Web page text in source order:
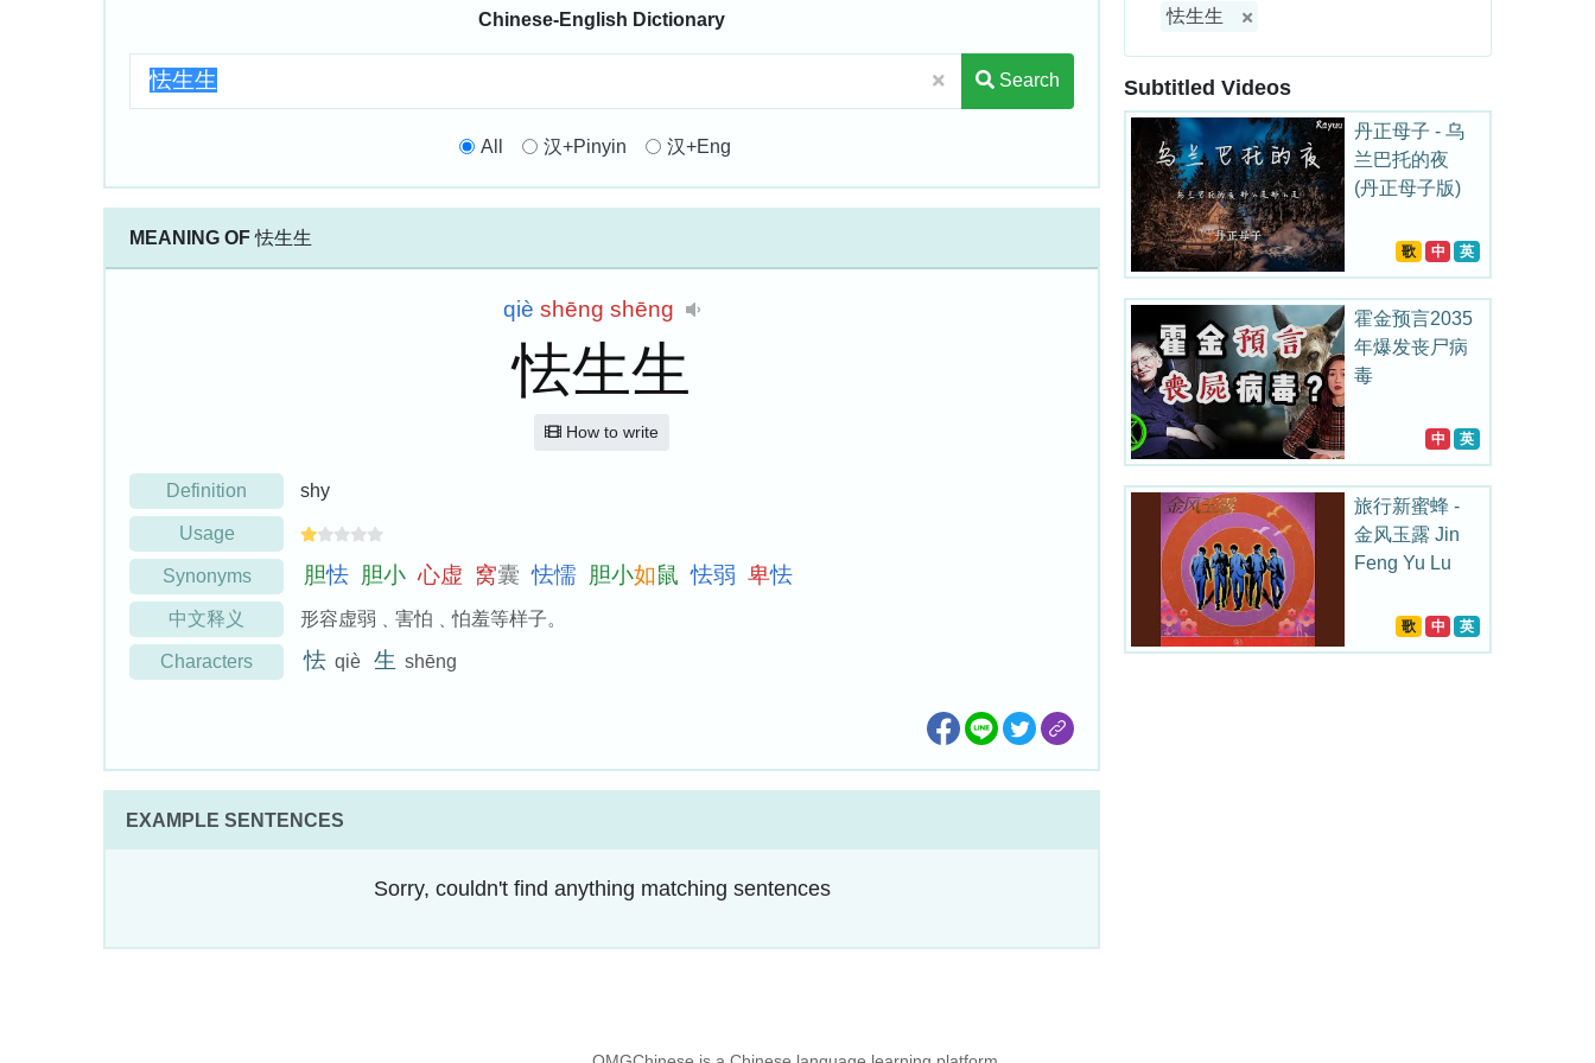
Chinese-English Dictionary
Search
All 汉+Pinyin 汉+Eng
MEANING OF怯生生
qiè shēng shēng
怯生生
How to write
Definition shy
Usage
Synonyms 胆怯 胆小 心虚 窝囊 怯懦 胆小如鼠 怯弱 卑怯
中文释义 形容虚弱﹑害怕﹑怕羞等样子。
Characters 怯 qiè 生 shēng
EXAMPLE SENTENCES
Sorry, couldn't find anything matching sentences
怯生生
Subtitled Videos
丹正母子 - 乌
兰巴托的夜
(丹正母子版)
歌 中 英
霍金预言2035
年爆发丧尸病
毒
中 英
旅行新蜜蜂 -
金风玉露 Jin
Feng Yu Lu
歌 中 英